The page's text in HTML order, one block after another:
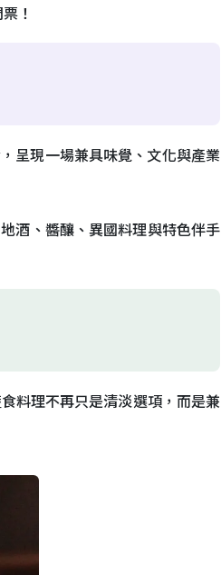
！
呈現一場兼具味覺、文化與產業
酒、醬釀、異國料理與特色伴手
料理不再只是清淡選項，而是兼